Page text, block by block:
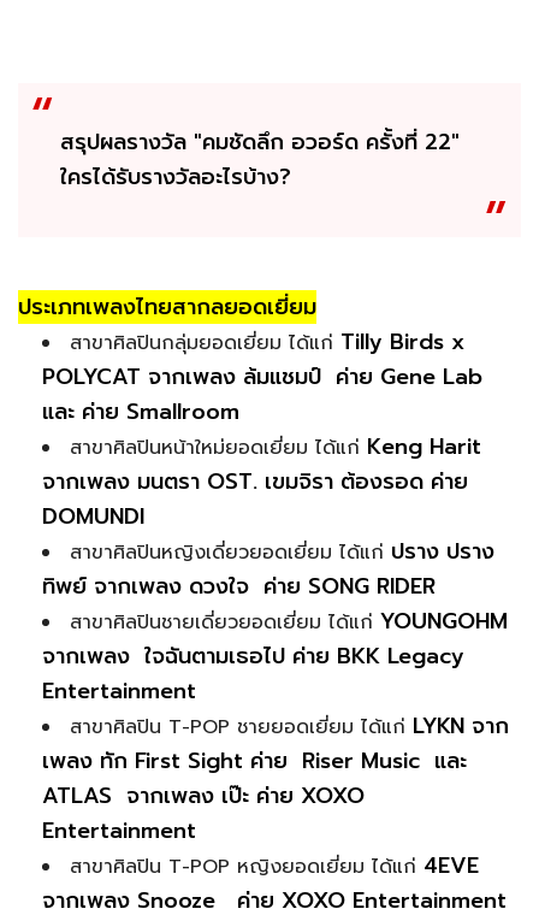
สรุปผลรางวัล "คมชัดลึก อวอร์ด ครั้งที่ 22"
ใครได้รับรางวัลอะไรบ้าง?
ประเภทเพลงไทยสากลยอดเยี่ยม
สาขาศิลปินกลุ่มยอดเยี่ยม ได้แก่ Tilly Birds x
POLYCAT จากเพลง ล้มแชมป์ ค่าย Gene Lab
และ ค่าย Smallroom
สาขาศิลปินหน้าใหม่ยอดเยี่ยม ได้แก่ Keng Harit
จากเพลง มนตรา OST. เขมจิรา ต้องรอด ค่าย
DOMUNDI
สาขาศิลปินหญิงเดี่ยวยอดเยี่ยม ได้แก่ ปราง ปราง
ทิพย์ จากเพลง ดวงใจ ค่าย SONG RIDER
สาขาศิลปินชายเดี่ยวยอดเยี่ยม ได้แก่ YOUNGOHM
จากเพลง ใจฉันตามเธอไป ค่าย BKK Legacy
Entertainment
สาขาศิลปิน T-POP ชายยอดเยี่ยม ได้แก่ LYKN จาก
เพลง ทัก First Sight ค่าย Riser Music และ
ATLAS จากเพลง เป๊ะ ค่าย XOXO
Entertainment
สาขาศิลปิน T-POP หญิงยอดเยี่ยม ได้แก่ 4EVE
จากเพลง Snooze ค่าย XOXO Entertainment